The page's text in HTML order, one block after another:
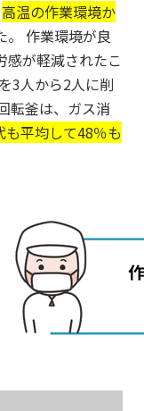
高温の作業環境か
。 作業環境が良
感が軽減されたこ
3人から2人に削
転釜は、ガス消
も平均して48％も